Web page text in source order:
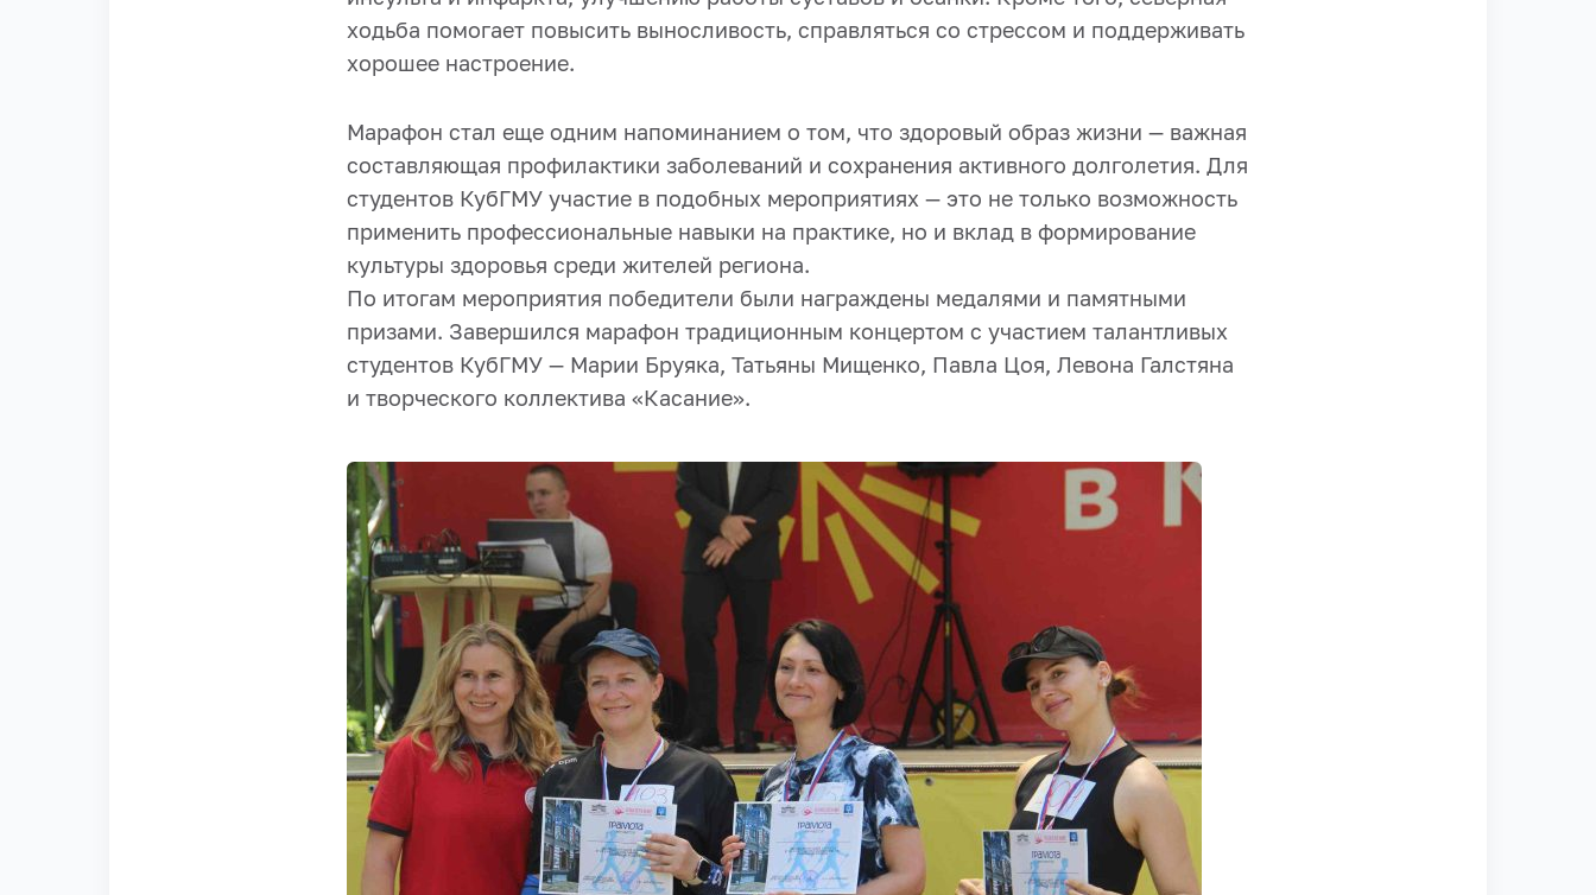
ходьба помогает повысить выносливость, справляться со стрессом и поддерживать
хорошее настроение.
Марафон стал еще одним напоминанием о том, что здоровый образ жизни — важная
составляющая профилактики заболеваний и сохранения активного долголетия. Для
студентов КубГМУ участие в подобных мероприятиях — это не только возможность
применить профессиональные навыки на практике, но и вклад в формирование
культуры здоровья среди жителей региона.
По итогам мероприятия победители были награждены медалями и памятными
призами. Завершился марафон традиционным концертом с участием талантливых
студентов КубГМУ — Марии Бруяка, Татьяны Мищенко, Павла Цоя, Левона Галстяна
и творческого коллектива «Касание».